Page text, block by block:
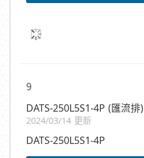
9
DATS-250L5S1-4P (匯流排)
2024/03/14 更新
DATS-250L5S1-4P